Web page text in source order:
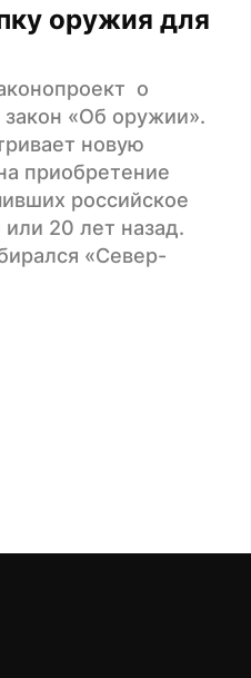
оружия для
о
«Об оружии».
новую
приобретение
российское
20 лет назад.
«Север-